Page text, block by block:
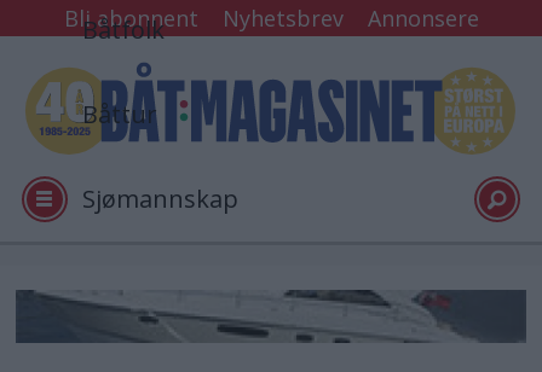
Bli abonnent Nyhetsbrev Annonsere
Båtfolk
Båttur
Sjømannskap